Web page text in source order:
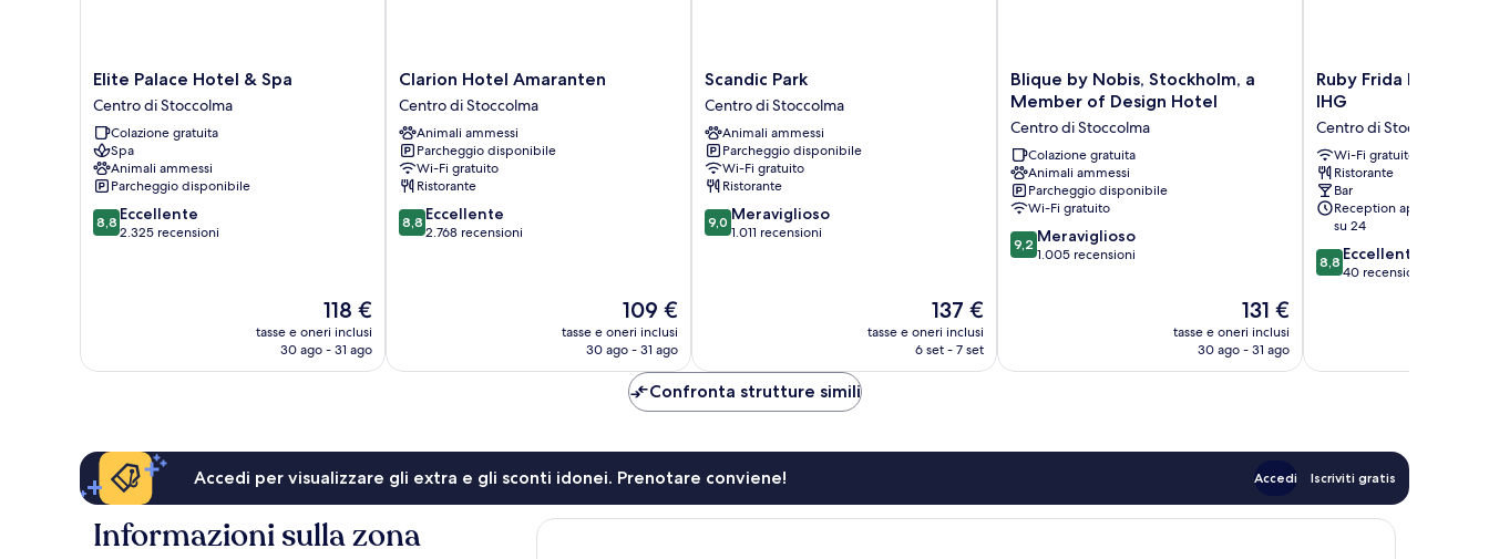
Elite
Palace
Hotel
&
Spa
Centro
di
Stoccolma
Elite Palace Hotel & Spa
Centro di Stoccolma
Colazione gratuita
Spa
Animali ammessi
Parcheggio disponibile
8.8
su
8,8 Eccellente
2.325 recensioni
Il
prezzo
attuale
118 €
tasse e oneri inclusi
30 ago - 31 ago
Clarion
Hotel
Amaranten
Centro
di
Stoccolma
Clarion Hotel Amaranten
Centro di Stoccolma
Animali ammessi
Parcheggio disponibile
Wi-Fi gratuito
Ristorante
8.8
su
8,8 Eccellente
2.768 recensioni
Il
prezzo
attuale
109 €
109 €
tasse e oneri inclusi
30 ago - 31 ago
Scandic
Park
Centro
di
Stoccolma
Scandic Park
Centro di Stoccolma
Animali ammessi
Parcheggio disponibile
Wi-Fi gratuito
Ristorante
9.0
su
9,0 Meraviglioso
1.011 recensioni
Il
prezzo
attuale
137 €
tasse e oneri inclusi
6 set - 7 set
Blique
by
Stockholm,
a
Member
of
Design
Hotel
Centro
Blique by Nobis, Stockholm, a
Member of Design Hotel
Centro di Stoccolma
Colazione gratuita
Animali ammessi
Parcheggio disponibile
Wi-Fi gratuito
9.2
su
9,2 Meraviglioso
1.005 recensioni
Il
prezzo
attuale
131 €
tasse e oneri inclusi
30 ago - 31 ago
Ruby
Frida
Stockholm
By
IHG
Centro
di
Stoccolma
Ruby Frida Hotel
IHG
Centro di Stoccolma
Wi-Fi gratuito
Ristorante
Bar
Reception aperta 24 ore
su 24
8.8
su
8,8 Eccellente
40 recensioni
Confronta strutture simili
Accedi per visualizzare gli extra e gli sconti idonei. Prenotare conviene! Accedi Iscriviti gratis
Informazioni sulla zona